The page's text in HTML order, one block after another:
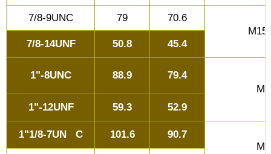
7/8-9UNC 79
70.6
7/8-14UNF
50.8 45.4
1"-8UNC 88.9
79.4
1"-12UNF
59.3 52.9
1"1/8-7UN C 101.6
90.7